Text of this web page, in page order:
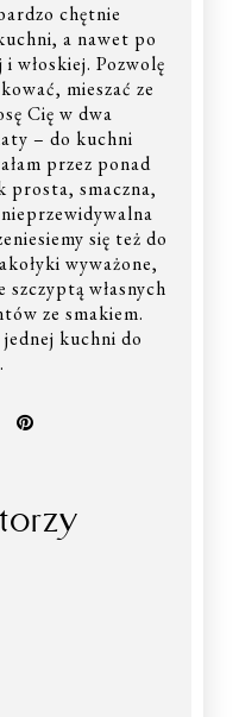
chętnie
a nawet po
włoskiej. Pozwolę
mieszać ze
Cię w dwa
– do kuchni
przez ponad
prosta, smaczna,
się też do
wyważone,
własnych
ze smakiem.
kuchni do